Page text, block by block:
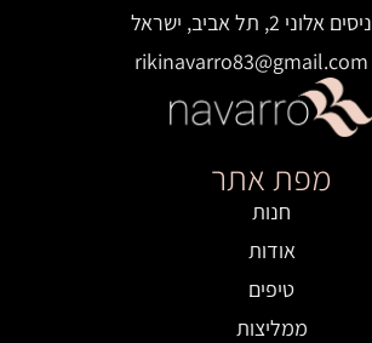
ניסים אלוני 2, תל אביב, ישראל
rikinavarro83@gmail.com
מפת אתר
חנות
אודות
טיפים
ממליצות